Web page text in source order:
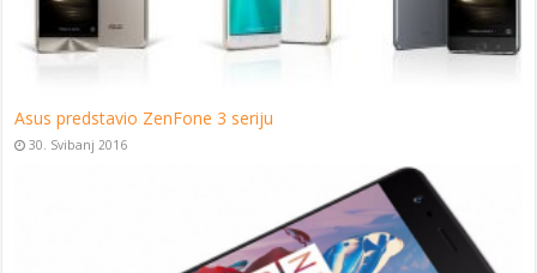
Asus predstavio ZenFone 3 seriju
30. Svibanj 2016